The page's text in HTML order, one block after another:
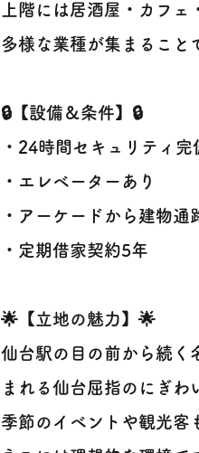
上階には居酒屋・カフ
多様な業種が集まること
🔒【設備＆条件】🔒
・24時間セキュリティ完
・エレベーターあり
・アーケードから建物
・定期借家契約5年
🌟【立地の魅力】🌟
仙台駅の目の前から続く
まれる仙台屈指のにぎわ
季節のイベントや観光客